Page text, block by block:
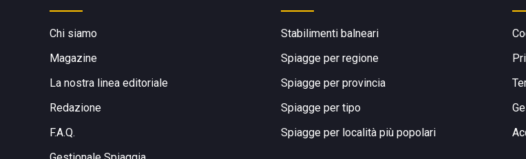
Chi siamo
Magazine
La nostra linea editoriale
Redazione
F.A.Q.
Stabilimenti balneari
Spiagge per regione
Spiagge per provincia
Spiagge per tipo
Spiagge per località più popolari